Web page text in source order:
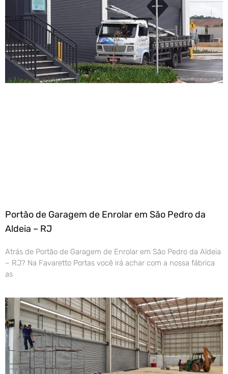
Portão de Garagem de Enrolar em São Pedro da
Aldeia – RJ
Atrás de Portão de Garagem de Enrolar em São Pedro da Aldeia
– RJ? Na Favaretto Portas você irá achar com a nossa fábrica
as